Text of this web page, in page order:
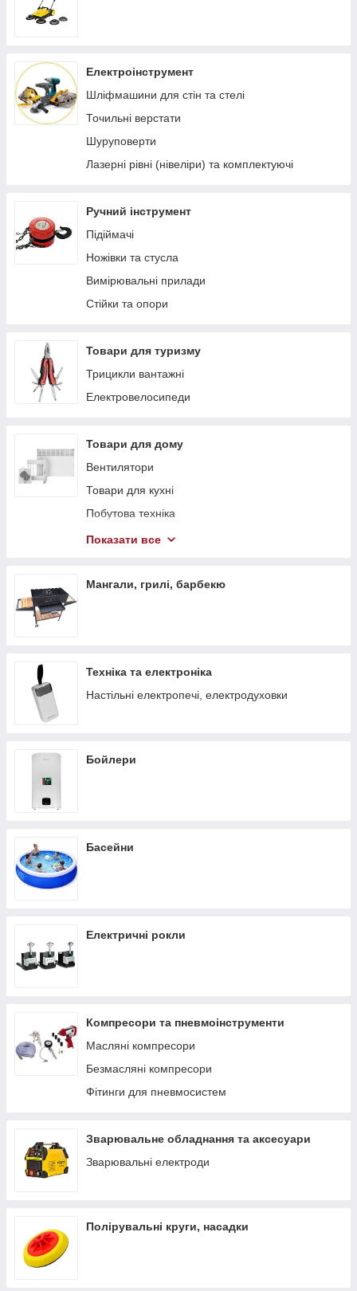
Електроінструмент
Шліфмашини для стін та стелі
Точильні верстати
Шуруповерти
Лазерні рівні (нівеліри) та комплектуючі
Ручний інструмент
Підіймачі
Ножівки та стусла
Вимірювальні прилади
Стійки та опори
Товари для туризму
Трицикли вантажні
Електровелосипеди
Товари для дому
Вентилятори
Товари для кухні
Побутова техніка
Теплові гармати
Стелажі
Показати все
Мангали, грилі, барбекю
Техніка та електроніка
Настільні електропечі, електродуховки
Бойлери
Басейни
Електричні рокли
Компресори та пневмоінструменти
Масляні компресори
Безмасляні компресори
Фітинги для пневмосистем
Зварювальне обладнання та аксесуари
Зварювальні електроди
Полірувальні круги, насадки